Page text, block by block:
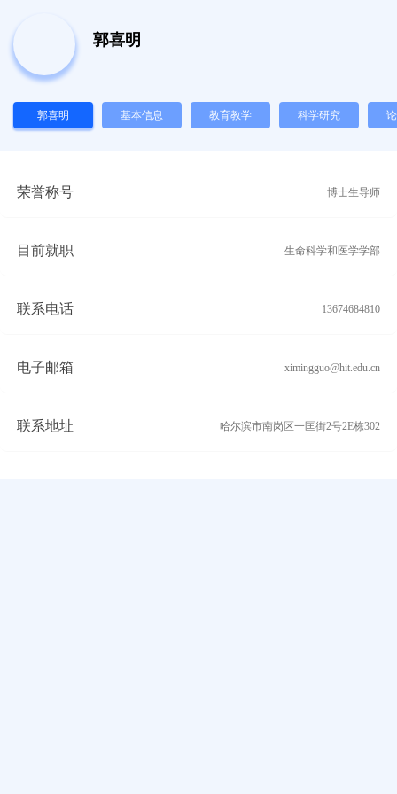
郭喜明
郭喜明 基本信息 教育教学 科学研究
荣誉称号 博士生导师
目前就职 生命科学和医学学部
联系电话 13674684810
电子邮箱 ximingguo@hit.edu.cn
联系地址 哈尔滨市南岗区一匡街2号2E栋302